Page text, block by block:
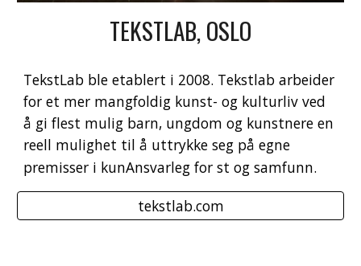
TEKSTLAB, OSLO
TekstLab ble etablert i 2008. Tekstlab arbeider
for et mer mangfoldig kunst- og kulturliv ved
å gi flest mulig barn, ungdom og kunstnere en
reell mulighet til å uttrykke seg på egne
premisser i kunAnsvarleg for st og samfunn.
tekstlab.com